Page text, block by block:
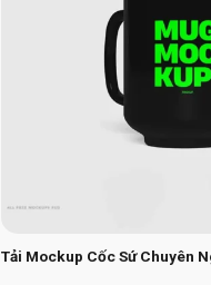
Tải Mockup Cốc Sứ Chuyên